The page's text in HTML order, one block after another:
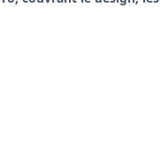
inconvénients.